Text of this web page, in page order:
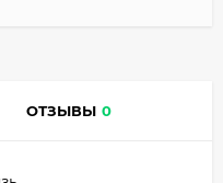
ОТЗЫВЫ 0